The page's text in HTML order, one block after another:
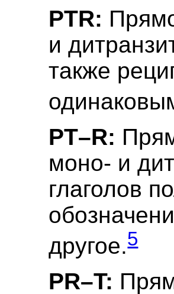
PTR:
и
также
PT–R:
моно- и
глаголов
другое.5
PR–T: